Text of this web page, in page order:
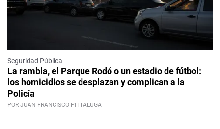
Seguridad Pública
La rambla, el Parque Rodó o un estadio de fútbol:
los homicidios se desplazan y complican a la
Policía
POR JUAN FRANCISCO PITTALUGA